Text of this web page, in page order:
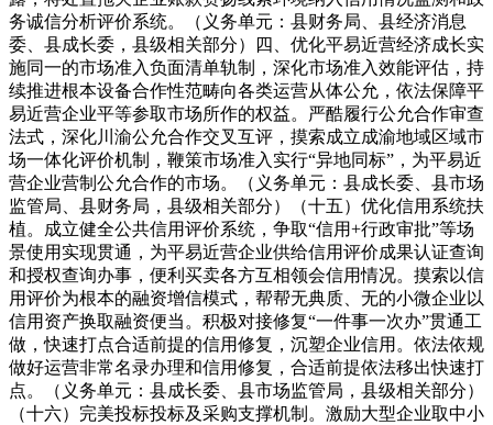
务诚信分析评价系统。（义务单元：县财务局、县经济消息
委、县成长委，县级相关部分）四、优化平易近营经济成长实
施同一的市场准入负面清单轨制，深化市场准入效能评估，持
续推进根本设备合作性范畴向各类运营从体公允，依法保障平
易近营企业平等参取市场所作的权益。严酷履行公允合作审查
法式，深化川渝公允合作交叉互评，摸索成立成渝地域区域市
场一体化评价机制，鞭策市场准入实行“异地同标”，为平易近
营企业营制公允合作的市场。（义务单元：县成长委、县市场
监管局、县财务局，县级相关部分）（十五）优化信用系统扶
植。成立健全公共信用评价系统，争取“信用+行政审批”等场
景使用实现贯通，为平易近营企业供给信用评价成果认证查询
和授权查询办事，便利买卖各方互相领会信用情况。摸索以信
用评价为根本的融资增信模式，帮帮无典质、无的小微企业以
信用资产换取融资便当。积极对接修复“一件事一次办”贯通工
做，快速打点合适前提的信用修复，沉塑企业信用。依法依规
做好运营非常名录办理和信用修复，合适前提依法移出快速打
点。（义务单元：县成长委、县市场监管局，县级相关部分）
（十六）完美投标投标及采购支撑机制。激励大型企业取中小